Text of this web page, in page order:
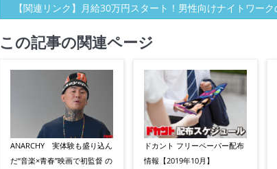
【関連リンク】月給30万円スタート！男性向けナイトワーク
この記事の関連ページ
ANARCHY 実体験も盛り込ん
だ“音楽×青春”映画で初監督 の
ドカント フリーペーパー配布
情報【2019年10月】